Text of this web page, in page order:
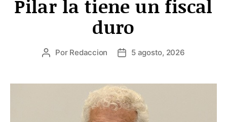
Pilar la tiene un fiscal
duro
Autor
entrada
Por Redaccion
Fecha
entrada
5 agosto, 2026